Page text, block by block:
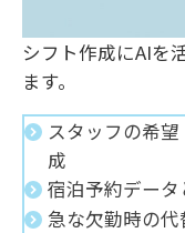
シフト作成にAIを
ます。
スタッフの希
成
宿泊予約デー
急な欠勤時の